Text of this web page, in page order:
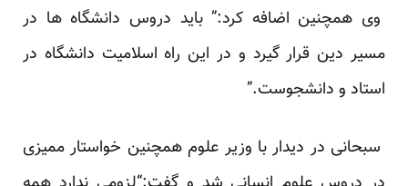
وی همچنین اضافه کرد:” باید دروس دانشگاه ها در
مسیر دین قرار گیرد و در این راه اسلامیت دانشگاه در
استاد و دانشجوست.”
سبحانی در دیدار با وزیر علوم همچنین خواستار ممیزی